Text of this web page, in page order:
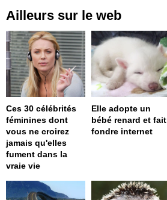
Ailleurs sur le web
Ces 30 célébrités
féminines dont
vous ne croirez
jamais qu'elles
fument dans la
vraie vie
Elle adopte un
bébé renard et fait
fondre internet